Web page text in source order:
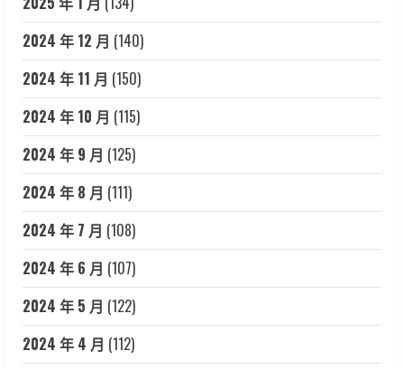
2024 年 12 月 (140)
2024 年 11 月 (150)
2024 年 10 月 (115)
2024 年 9 月 (125)
2024 年 8 月 (111)
2024 年 7 月 (108)
2024 年 6 月 (107)
2024 年 5 月 (122)
2024 年 4 月 (112)